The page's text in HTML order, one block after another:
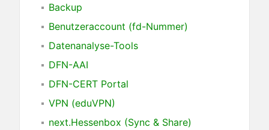
Backup
Benutzeraccount (fd-Nummer)
Datenanalyse-Tools
DFN-AAI
DFN-CERT Portal
VPN (eduVPN)
next.Hessenbox (Sync & Share)